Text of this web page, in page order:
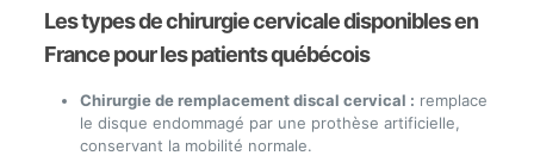
Les types de chirurgie cervicale disponibles en
France pour les patients québécois
Chirurgie de remplacement discal cervical : remplace
le disque endommagé par une prothèse artificielle,
conservant la mobilité normale.